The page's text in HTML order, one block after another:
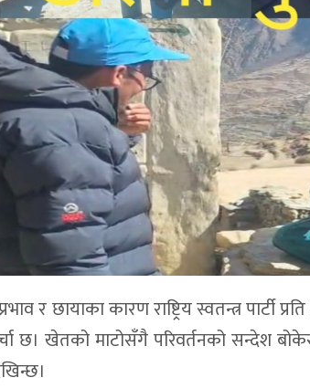
र छायाका कारण राष्ट्रिय स्वतन्त्र पार्टी
छ। खेतको माटोसँगै परिवर्तनको सन्देश